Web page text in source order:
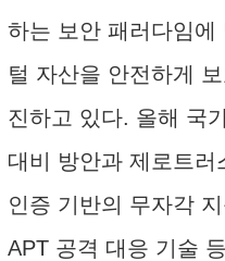
하는 보안 패러다임에
털 자산을 안전하게
진하고 있다. 올해 국
대비 방안과 제로트러
인증 기반의 무자각
APT 공격 대응 기술